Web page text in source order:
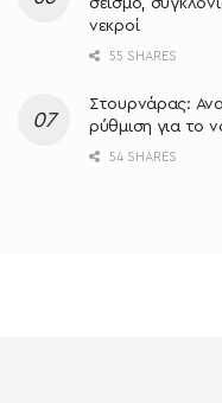
νεκροί
55 SHARES
Στουρνάρας:
ρύθμιση για το
54 SHARES